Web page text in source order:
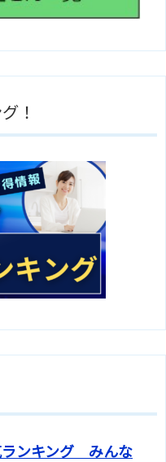
！
ランキング みんな